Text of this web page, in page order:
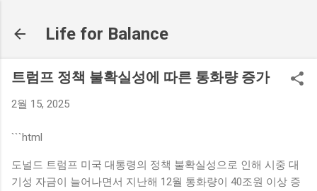
Life for Balance
트럼프 정책 불확실성에 따른 통화량 증가
2월 15, 2025
```html
도널드 트럼프 미국 대통령의 정책 불확실성으로 인해 시중 대
기성 자금이 늘어나면서 지난해 12월 통화량이 40조원 이상 증